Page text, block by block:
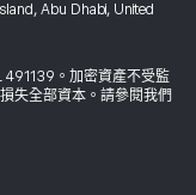
Abu Dhabi, United
491139。加密資產不受監
失全部資本。請參閱我們